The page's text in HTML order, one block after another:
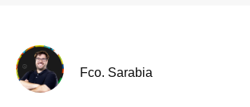
Fco. Sarabia